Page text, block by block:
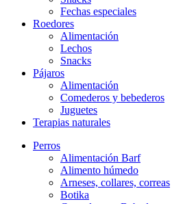
Fechas especiales
Roedores
Alimentación
Lechos
Snacks
Pájaros
Alimentación
Comederos y bebederos
Juguetes
Terapias naturales
Perros
Alimentación Barf
Alimento húmedo
Arneses, collares, correas
Botika